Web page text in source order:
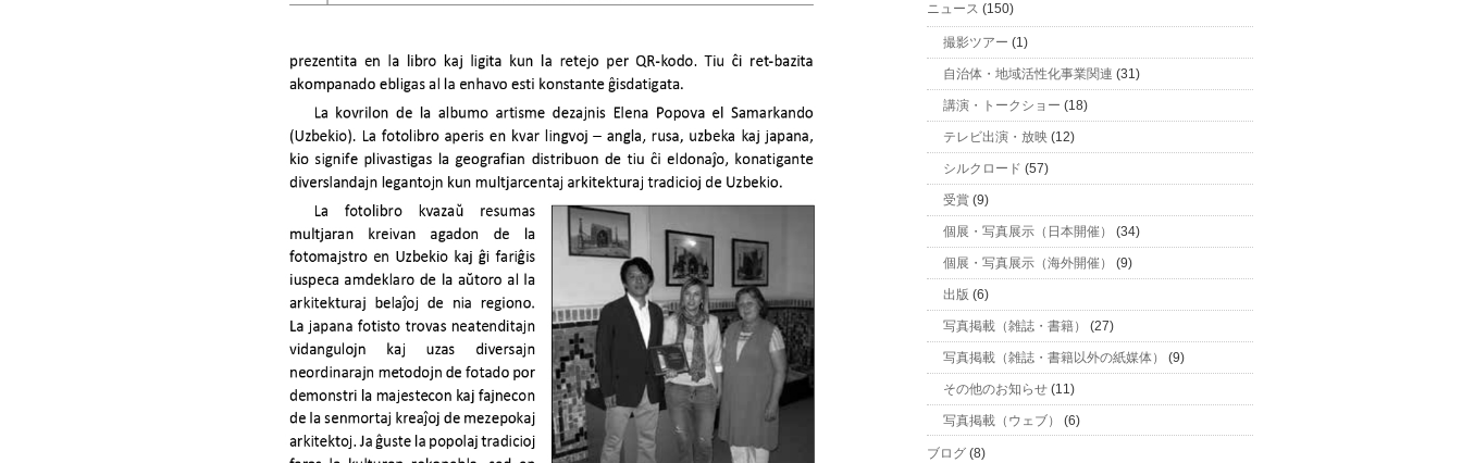
ニュース (150)
撮影ツアー (1)
自治体・地域活性化事業関連 (31)
講演・トークショー (18)
テレビ出演・放映 (12)
シルクロード (57)
受賞 (9)
個展・写真展示（日本開催） (34)
個展・写真展示（海外開催） (9)
出版 (6)
写真掲載（雑誌・書籍） (27)
写真掲載（雑誌・書籍以外の紙媒体） (9)
その他のお知らせ (11)
写真掲載（ウェブ） (6)
ブログ (8)